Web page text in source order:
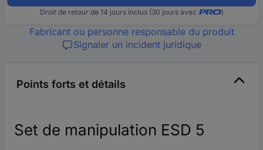
Droit de retour de 14 jours inclus (30 jours avec )
Fabricant ou personne responsable du produit
Signaler un incident juridique
Points forts et détails
Set de manipulation ESD 5